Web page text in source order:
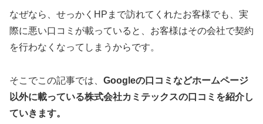
なぜなら、せっかくHPまで訪れてくれたお客様でも、実
際に悪い口コミが載っていると、お客様はその会社で契約
を行わなくなってしまうからです。
そこでこの記事では、 Googleの口コミなどホームページ
以外に載っている株式会社カミテックスの口コミを紹介し
ていきます。